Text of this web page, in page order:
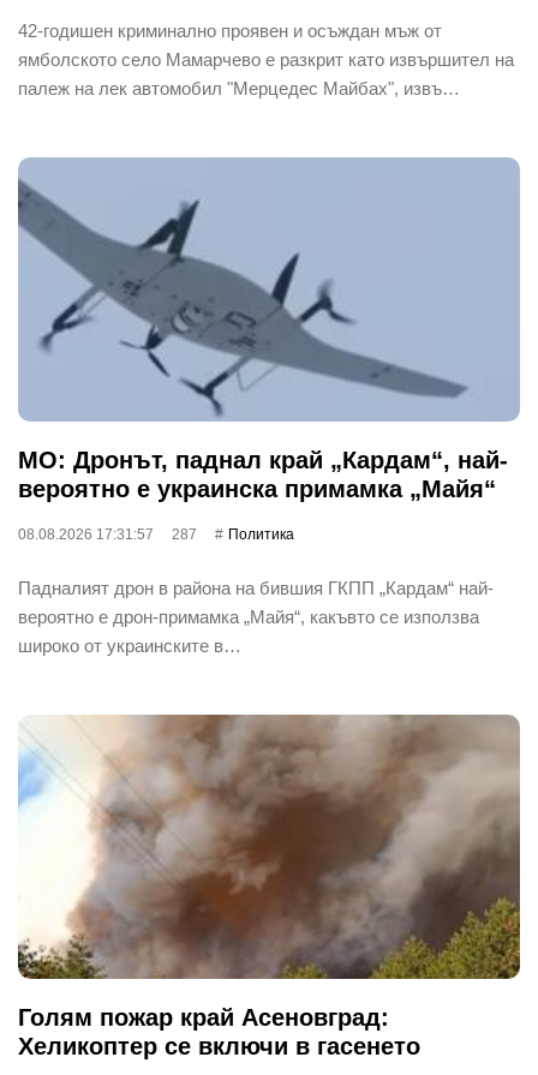
42-годишен криминално проявен и осъждан мъж от
ямболското село Мамарчево е разкрит като извършител на
палеж на лек автомобил "Мерцедес Майбах", извъ…
МО: Дронът, паднал край „Кардам“, най-
вероятно е украинска примамка „Майя“
08.08.2026 17:31:57 287 Политика
Падналият дрон в района на бившия ГКПП „Кардам“ най-
вероятно е дрон-примамка „Майя“, какъвто се използва
широко от украинските в…
Голям пожар край Асеновград:
Хеликоптер се включи в гасенето